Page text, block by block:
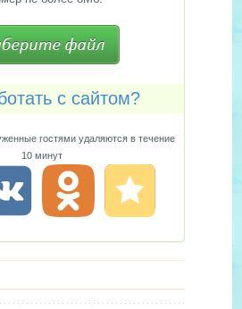
с сайтом?
гостями удаляются в течение
10 минут